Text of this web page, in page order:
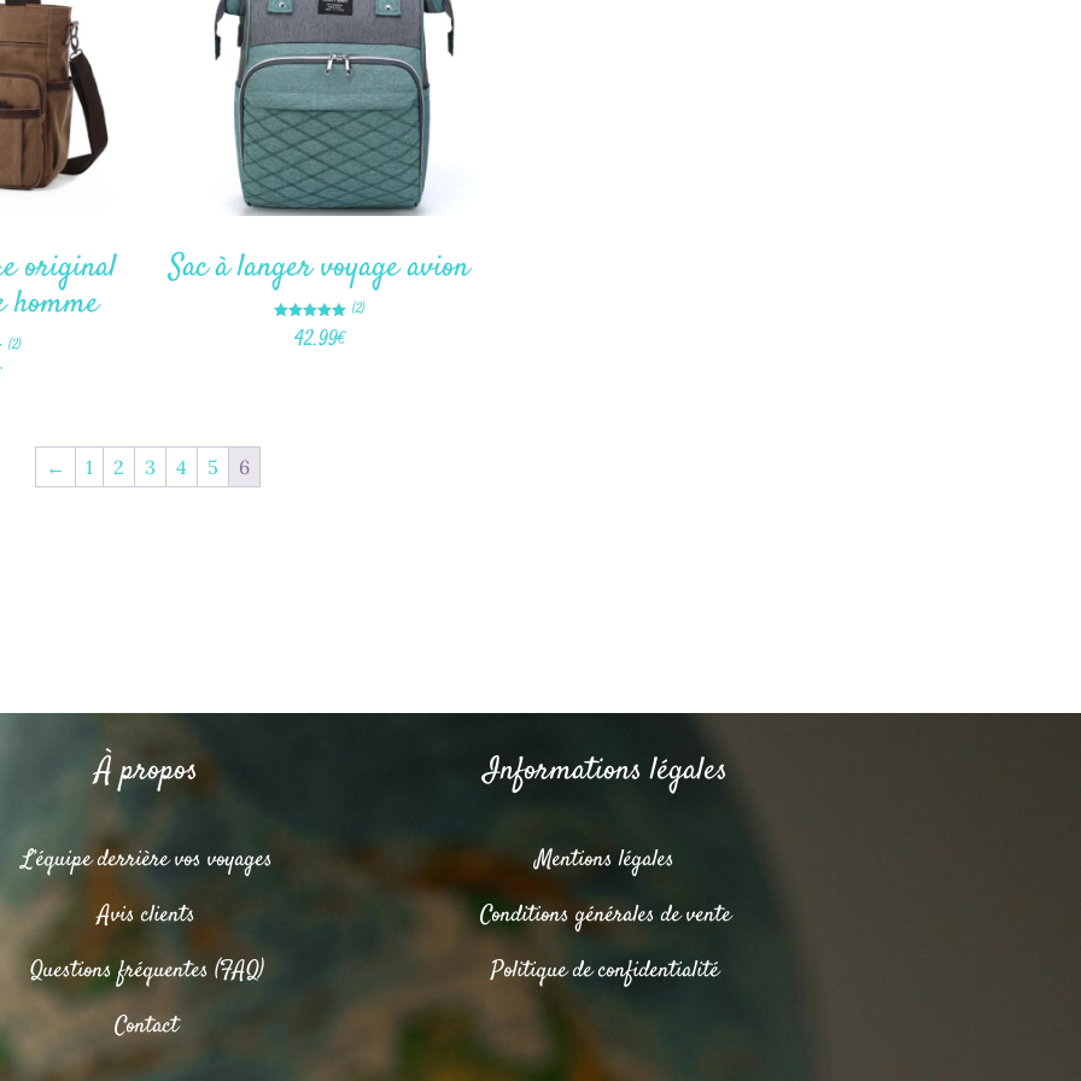
original
(2)
Sac à langer voyage avion
Note
5.00
(2)
42.99€
← 1 2 3 4 5 6
À propos
L’équipe derrière vos voyages
Avis clients
Questions fréquentes (FAQ)
Contact
Informations légales
Mentions légales
Conditions générales de vente
Politique de confidentialité